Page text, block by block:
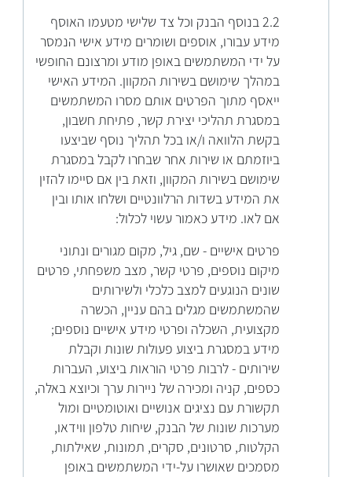
2.2 בנוסף הבנק וכל צד שלישי מטעמו האוסף
מידע עבורו, אוספים ושומרים מידע אישי הנמסר
על ידי המשתמשים באופן מודע ומרצונם החופשי
במהלך שימושם בשירות המקוון. המידע האישי
ייאסף מתוך הפרטים אותם מסרו המשתמשים
במסגרת תהליכי יצירת קשר, פתיחת חשבון,
בקשת הלוואה ו/או בכל תהליך נוסף שביצעו
ביוזמתם או שירות אחר שבחרו לקבל במסגרת
שימושם בשירות המקוון, וזאת בין אם סיימו להזין
את המידע בשדות הרלוונטיים ושלחו אותו ובין
אם לאו. מידע כאמור עשוי לכלול:
פרטים אישיים - שם, גיל, מקום מגורים ונתוני
מיקום נוספים, פרטי קשר, מצב משפחתי, פרטים
שונים הנוגעים למצב כלכלי ולשירותים
שהמשתמשים מגלים בהם עניין, הכשרה
מקצועית, השכלה ופרטי מידע אישיים נוספים;
מידע במסגרת ביצוע פעולות שונות וקבלת
שירותים - לרבות פרטי הוראות ביצוע, העברות
כספים, קניה ומכירה של ניירות ערך וכיוצא באלה,
תקשורת עם נציגים אנושיים ואוטומטיים ומול
מערכות שונות של הבנק, שיחות טלפון ווידאו,
הקלטות, סרטונים, סקרים, תמונות, שאילתות,
מסמכים שאושרו על-ידי המשתמשים באופן